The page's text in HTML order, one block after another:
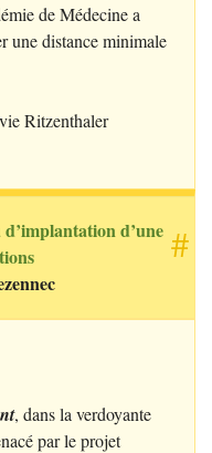
de Médecine a
une distance minimale
Ritzenthaler
#
d’une
, dans la verdoyante
par le projet